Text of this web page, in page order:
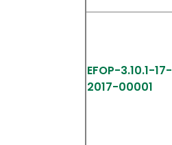
EFOP-3.10.1-17-
2017-00001